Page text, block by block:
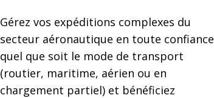
Gérez vos expéditions complexes du
secteur aéronautique en toute confiance
quel que soit le mode de transport
(routier, maritime, aérien ou en
chargement partiel) et bénéficiez